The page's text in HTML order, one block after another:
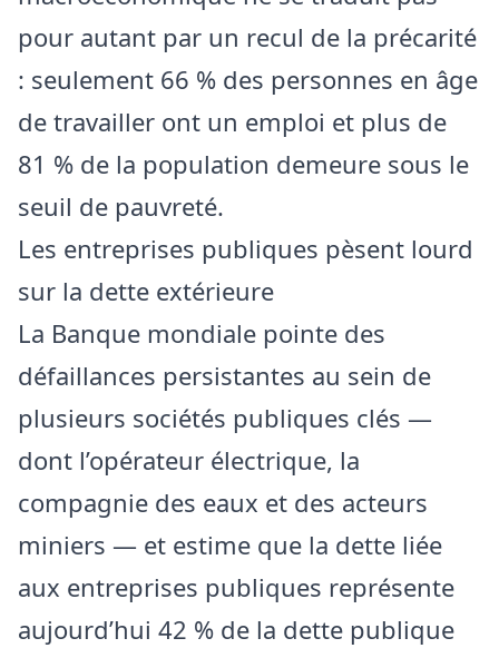
pour autant par un recul de la précarité
: seulement 66 % des personnes en âge
de travailler ont un emploi et plus de
81 % de la population demeure sous le
seuil de pauvreté.
Les entreprises publiques pèsent lourd
sur la dette extérieure
La Banque mondiale pointe des
défaillances persistantes au sein de
plusieurs sociétés publiques clés —
dont l’opérateur électrique, la
compagnie des eaux et des acteurs
miniers — et estime que la dette liée
aux entreprises publiques représente
aujourd’hui 42 % de la dette publique